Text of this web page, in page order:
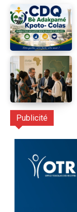
Publicité